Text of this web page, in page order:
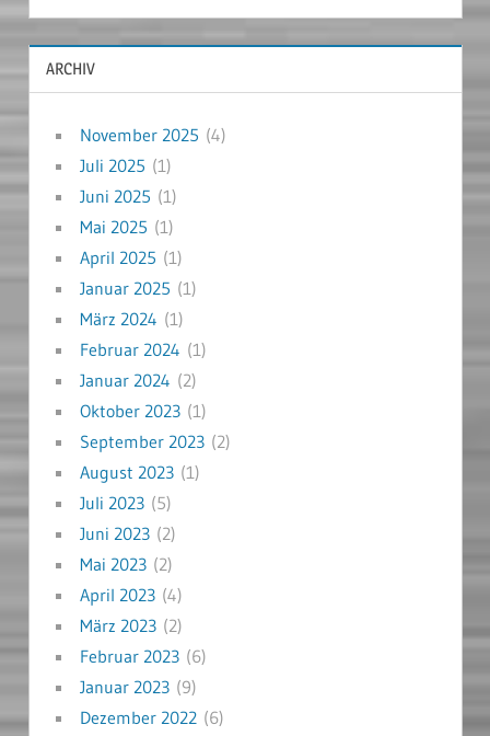
ARCHIV
November 2025 (4)
Juli 2025 (1)
Juni 2025 (1)
Mai 2025 (1)
April 2025 (1)
Januar 2025 (1)
März 2024 (1)
Februar 2024 (1)
Januar 2024 (2)
Oktober 2023(1)
September 2023(2)
August 2023(1)
Juli 2023(5)
Juni 2023(2)
Mai 2023(2)
April 2023(4)
März 2023(2)
Februar 2023(6)
Januar 2023(9)
Dezember 2022(6)